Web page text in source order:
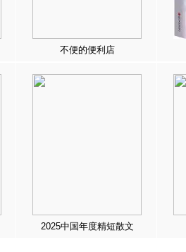
不便的便利店
2025中国年度精短散文